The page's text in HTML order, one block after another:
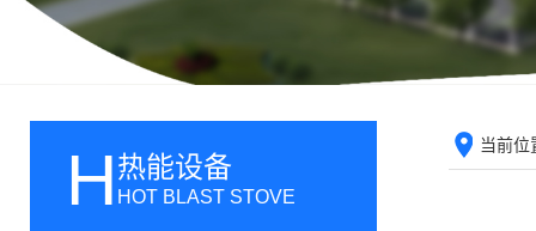
H热能设备
HOT BLAST STOVE
当前位